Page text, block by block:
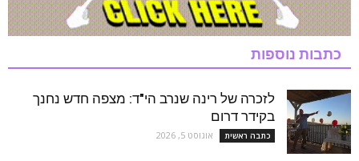
כתבות נוספות
לזכרה של רינה שנרב הי"ד: מצפה חדש נחנך
בקידר דרום
כתבה ראשית אוגוסט 5, 2026